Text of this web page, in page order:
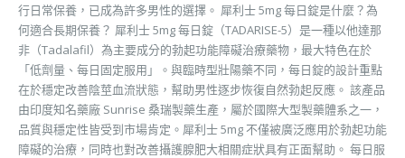
行日常保養，已成為許多男性的選擇。 犀利士 5mg 每日錠是什麼？為
何適合長期保養？ 犀利士 5mg 每日錠（TADARISE-5）是一種以他達那
非（Tadalafil）為主要成分的勃起功能障礙治療藥物，最大特色在於
「低劑量、每日固定服用」。與臨時型壯陽藥不同，每日錠的設計重點
在於穩定改善陰莖血流狀態，幫助男性逐步恢復自然勃起反應。 該產品
由印度知名藥廠 Sunrise 桑瑞製藥生產，屬於國際大型製藥體系之一，
品質與穩定性皆受到市場肯定。犀利士 5mg 不僅被廣泛應用於勃起功能
障礙的治療，同時也對改善攝護腺肥大相關症狀具有正面幫助。 每日服